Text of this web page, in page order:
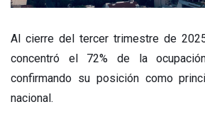
Al cierre del tercer trimestre de
concentró el 72% de la
confirmando su posición como
nacional.